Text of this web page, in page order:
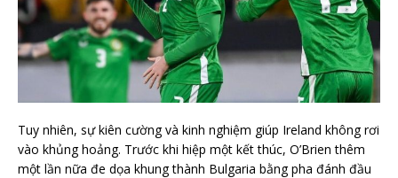
Tuy nhiên, sự kiên cường và kinh nghiệm giúp Ireland không rơi
vào khủng hoảng. Trước khi hiệp một kết thúc, O’Brien thêm
một lần nữa đe dọa khung thành Bulgaria bằng pha đánh đầu